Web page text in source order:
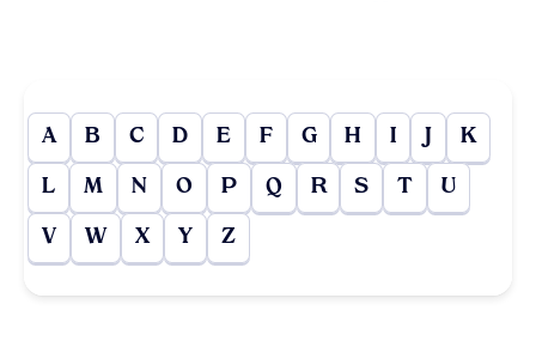
A B C D E F G H I J K
L M N O P Q R S T U
V W X Y Z